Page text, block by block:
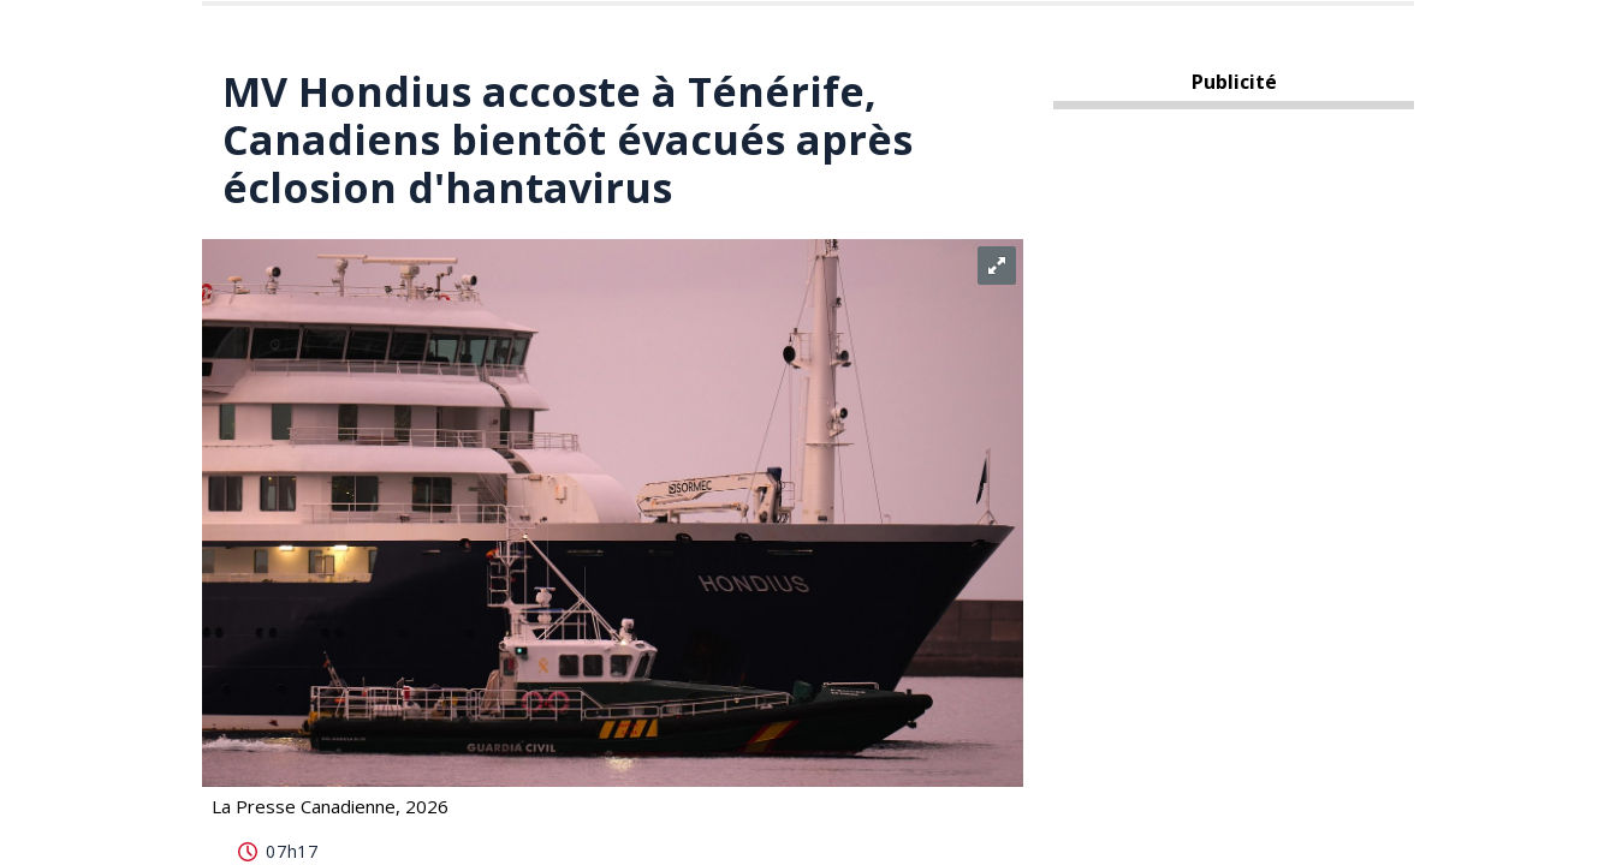
MV Hondius accoste à Ténérife,
Canadiens bientôt évacués après
éclosion d'hantavirus
La Presse Canadienne, 2026
07h17
Publicité